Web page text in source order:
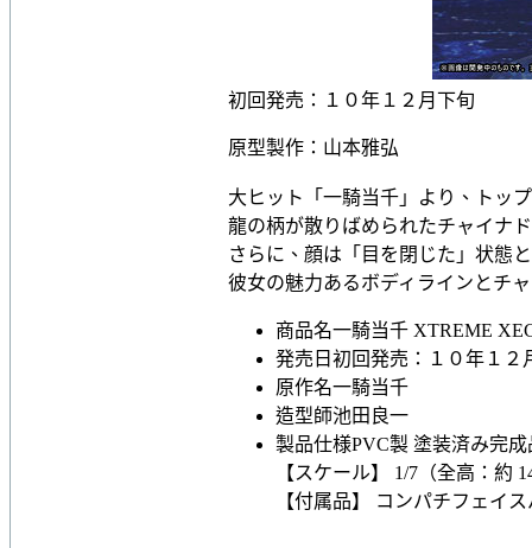
初回発売：１０年１２月下旬
原型製作：山本雅弘
大ヒット「一騎当千」より、トッ
龍の柄が散りばめられたチャイナ
さらに、顔は「目を閉じた」状態
彼女の魅力あるボディラインとチ
商品名一騎当千 XTREME
発売日 初回発売：１０年１２
原作名一騎当千
造型師池田良一
製品仕様PVC製 塗装済み完成
【スケール】 1/7（全高：約
【付属品】 コンパチフェイ